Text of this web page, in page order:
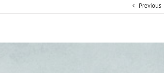
Previous